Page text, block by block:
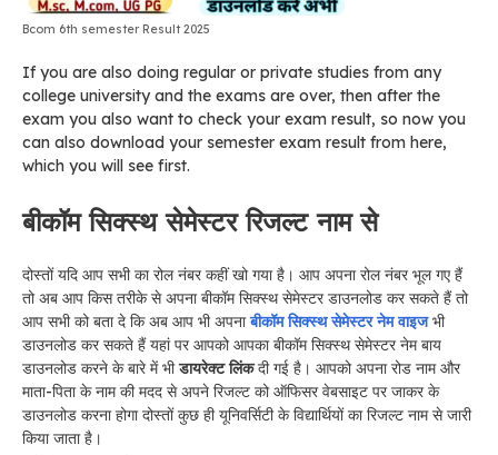
Bcom 6th semester Result 2025
If you are also doing regular or private studies from any
college university and the exams are over, then after the
exam you also want to check your exam result, so now you
can also download your semester exam result from here,
which you will see first.
बीकॉम सिक्स्थ सेमेस्टर रिजल्ट नाम से
दोस्तों यदि आप सभी का रोल नंबर कहीं खो गया है। आप अपना रोल नंबर भूल गए हैं
तो अब आप किस तरीके से अपना बीकॉम सिक्स्थ सेमेस्टर डाउनलोड कर सकते हैं तो
आप सभी को बता दे कि अब आप भी अपनाबीकॉम सिक्स्थ सेमेस्टर नेम वाइजभी
डाउनलोड कर सकते हैं यहां पर आपको आपका बीकॉम सिक्स्थ सेमेस्टर नेम बाय
डाउनलोड करने के बारे में भीडायरेक्ट लिंकदी गई है। आपको अपना रोड नाम और
माता-पिता के नाम की मदद से अपने रिजल्ट को ऑफिसर वेबसाइट पर जाकर के
डाउनलोड करना होगा दोस्तों कुछ ही यूनिवर्सिटी के विद्यार्थियों का रिजल्ट नाम से जारी
किया जाता है।